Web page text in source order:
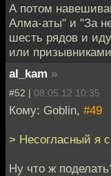
А потом
Алма-аты" и "За
шесть рядов и
или призывниками
al_kam »
#52 | 08.05.12 10:35
Кому: Goblin, #49
> Несогласный я
Ну что ж